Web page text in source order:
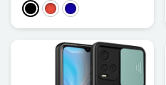
MustaPunainenBleu Foncé